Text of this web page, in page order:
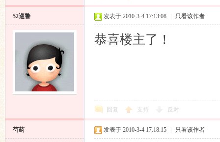
52巡警 发表于 2010-3-4 17:13:08 只看该作者
恭喜楼主了！
回复 支持 反对
芍药 发表于 2010-3-4 17:18:15 只看该作者